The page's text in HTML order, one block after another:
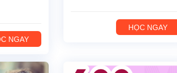
NGAY
HỌC NGAY